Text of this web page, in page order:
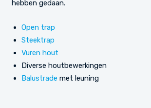
hebben gedaan.
Open trap
Steektrap
Vuren hout
Diverse houtbewerkingen
Balustrade met leuning